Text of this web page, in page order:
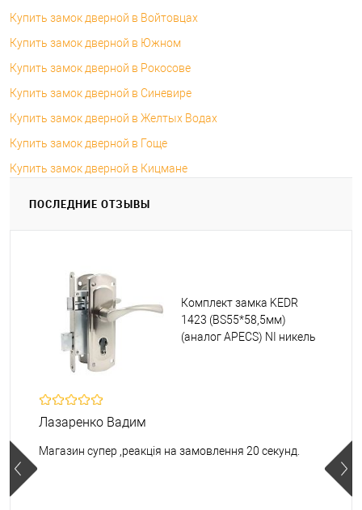
Купить замок дверной в Войтовцах
Купить замок дверной в Южном
Купить замок дверной в Рокосове
Купить замок дверной в Синевире
Купить замок дверной в Желтых Водах
Купить замок дверной в Гоще
Купить замок дверной в Кицмане
ПОСЛЕДНИЕ ОТЗЫВЫ
Комплект замка KEDR
1423 (BS55*58,5мм)
(аналог APECS) NI никель
Лазаренко Вадим
Магазин супер ,реакція на замовлення 20 секунд.